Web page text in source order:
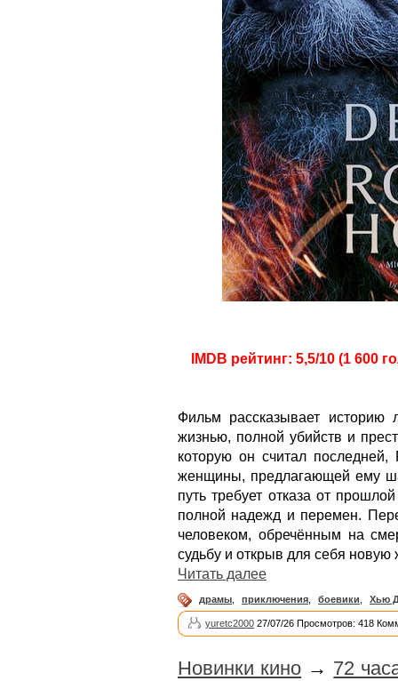
IMDB рейтинг: 5,5/10 (1 600
Фильм рассказывает историю
жизнью, полной убийств и
которую он считал последней,
женщины, предлагающей ему
путь требует отказа от
полной надежд и перемен.
человеком, обречённым на
судьбу и открыв для себя
Читать далее
драмы приключения боевики Хью
yuretc2000 27/07/26 Просмотров: 418
Новинки кино → 72